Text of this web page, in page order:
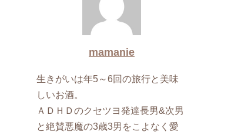
mamanie
生きがいは年5～6回の旅行と美味
しいお酒。
ＡＤＨＤのクセツヨ発達長男&次男
と絶賛悪魔の3歳3男をこよなく愛